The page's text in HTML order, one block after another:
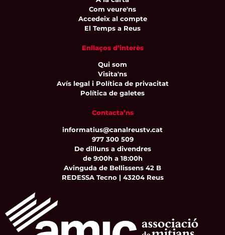
Com veure'ns
Accedeix al compte
El Temps a Reus
Enllaços d’interès
Qui som
Visita'ns
Avís legal i Política de privacitat
Política de galetes
Contacta’ns
informatius@canalreustv.cat
977 300 509
De dilluns a divendres
de 9:00h a 18:00h
Avinguda de Bellissens 42 B
REDESSA Tecno | 43204 Reus